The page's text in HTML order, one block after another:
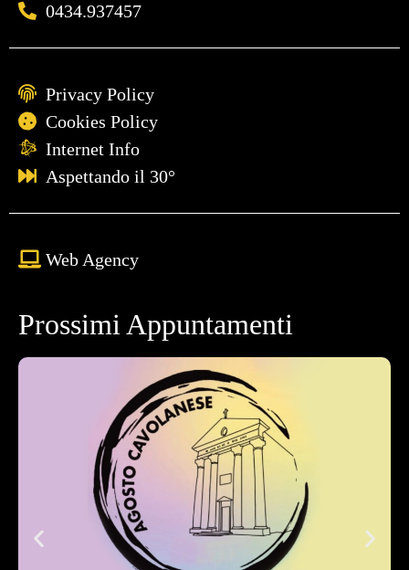
0434.937457
Privacy Policy
Cookies Policy
Internet Info
Aspettando il 30°
Web Agency
Prossimi Appuntamenti